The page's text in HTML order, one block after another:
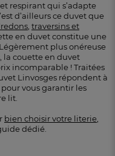
respirant qui s’adapte
d’ailleurs ce duvet que
, traversins et
en duvet constitue une
plus onéreuse
la couette en duvet
incomparable ! Traitées
Linvosges répondent à
vous garantir les
lit.
bien choisir votre literie,
dédié.